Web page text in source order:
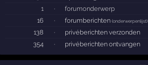
1
·
forumonderwerp
16
· forumberichten(onderwerpenlijst)
138 ·
privéberichten verzonden
354
· privéberichten ontvangen